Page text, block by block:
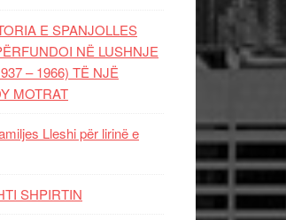
E SPANJOLLES
NË LUSHNJE
– 1966) TË NJË
MOTRAT
Lleshi për lirinë e
SHPIRTIN